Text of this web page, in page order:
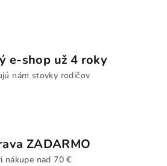
e-shop už 4 roky
nám stovky rodičov
ZADARMO
nákupe nad 70 €